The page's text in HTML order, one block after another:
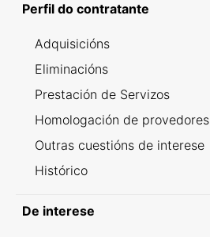
Perfil do contratante
Adquisicións
Eliminacións
Prestación de Servizos
Homologación de provedores
Outras cuestións de interese
Histórico
De interese